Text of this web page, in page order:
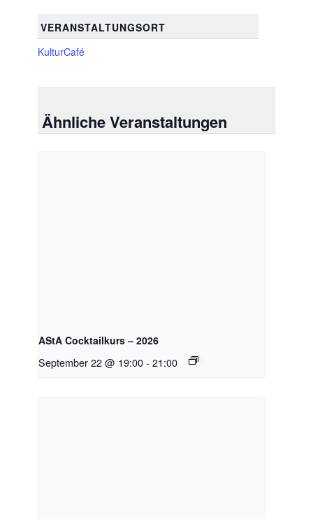
VERANSTALTUNGSORT
KulturCafé
Ähnliche Veranstaltungen
AStA Cocktailkurs – 2026
September 22 @ 19:00- 21:00